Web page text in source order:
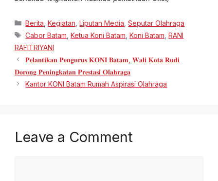
Berita ,Kegiatan ,Liputan Media ,Seputar Olahraga
Cabor Batam ,Ketua Koni Batam ,Koni Batam ,RANI
RAFITRIYANI
𝐏𝐞𝐥𝐚𝐧𝐭𝐢𝐤𝐚𝐧 𝐏𝐞𝐧𝐠𝐮𝐫𝐮𝐬 𝐊𝐎𝐍𝐈 𝐁𝐚𝐭𝐚𝐦, 𝐖𝐚𝐥𝐢 𝐊𝐨𝐭𝐚 𝐑𝐮𝐝𝐢
𝐃𝐨𝐫𝐨𝐧𝐠 𝐏𝐞𝐧𝐢𝐧𝐠𝐤𝐚𝐭𝐚𝐧 𝐏𝐫𝐞𝐬𝐭𝐚𝐬𝐢 𝐎𝐥𝐚𝐡𝐫𝐚𝐠𝐚
Kantor KONI Batam Rumah Aspirasi Olahraga
Leave a Comment